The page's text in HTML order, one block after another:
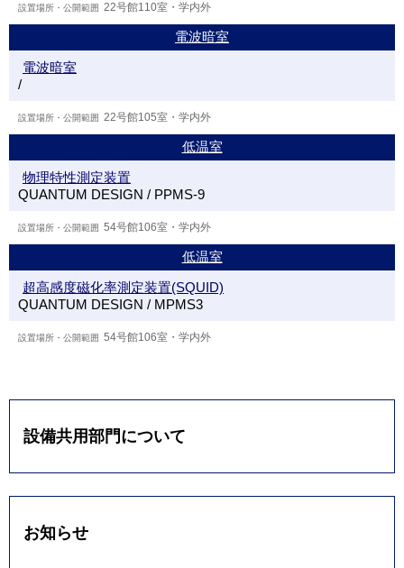
22号館110室・学内外
電波暗室
電波暗室
/
22号館105室・学内外
低温室
物理特性測定装置
QUANTUM DESIGN / PPMS-9
54号館106室・学内外
低温室
超高感度磁化率測定装置(SQUID)
QUANTUM DESIGN / MPMS3
54号館106室・学内外
設備共用部門について
お知らせ